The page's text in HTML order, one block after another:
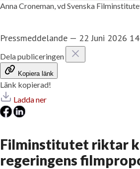
Anna Croneman, vd Svenska
Pressmeddelande — 22 Juni 2026
Dela publiceringen
Kopiera länk
Länk kopierad!
Ladda ner
Filminstitutet riktar
regeringens